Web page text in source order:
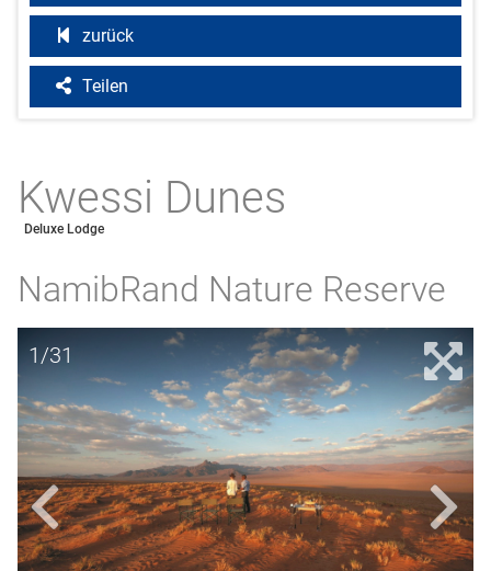
zurück
Teilen
Kwessi Dunes
Deluxe Lodge
NamibRand Nature Reserve
1/31